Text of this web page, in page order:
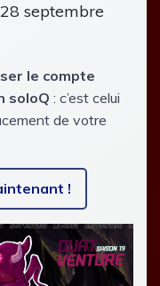
septembre
le compte
soloQ : c’est celui
de votre
!